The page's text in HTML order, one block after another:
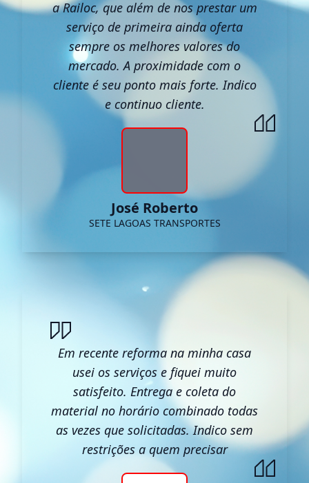
a Railoc, que além de nos prestar um
serviço de primeira ainda oferta
sempre os melhores valores do
mercado. A proximidade com o
cliente é seu ponto mais forte. Indico
e continuo cliente.
José Roberto
SETE LAGOAS TRANSPORTES
Em recente reforma na minha casa
usei os serviços e fiquei muito
satisfeito. Entrega e coleta do
material no horário combinado todas
as vezes que solicitadas. Indico sem
restrições a quem precisar